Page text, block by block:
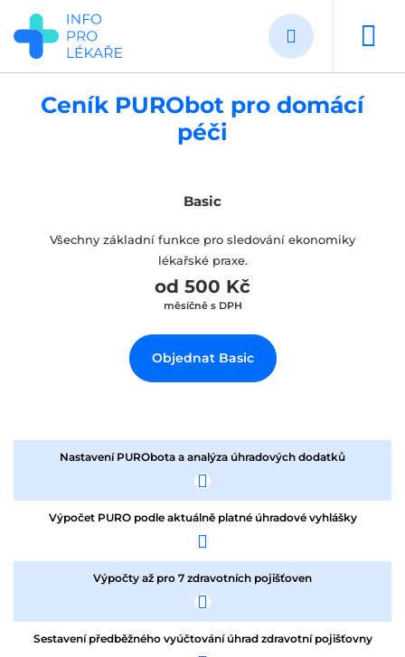
Přejít
hlavnímu
obsahu
Ceník PURObot pro domácí
péči
Basic
Všechny základní funkce pro sledování ekonomiky
lékařské praxe.
od 500 Kč
měsíčně s DPH
Objednat Basic
Nastavení PURObota a analýza úhradových dodatků
Výpočet PURO podle aktuálně platné úhradové vyhlášky
Výpočty až pro 7 zdravotních pojišťoven
Sestavení předběžného vyúčtování úhrad zdravotní pojišťovny